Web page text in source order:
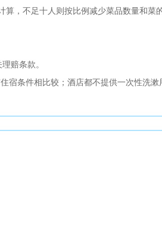
算，不足十人则按比例减少菜品数量和菜
赔条款。
宿条件相比较；酒店都不提供一次性洗漱